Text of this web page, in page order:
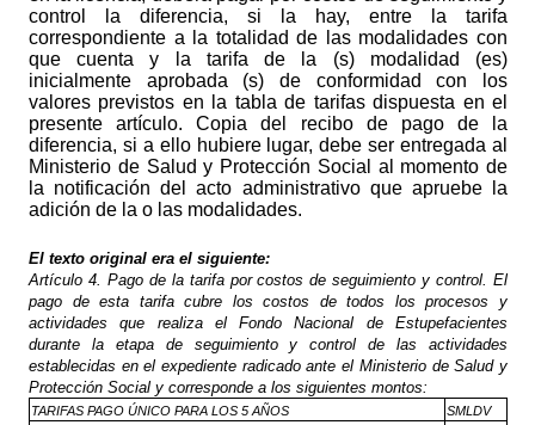
control la diferencia, si la hay, entre la tarifa
correspondiente a la totalidad de las modalidades con
que cuenta y la tarifa de la (s) modalidad (es)
inicialmente aprobada (s) de conformidad con los
valores previstos en la tabla de tarifas dispuesta en el
presente artículo. Copia del recibo de pago de la
diferencia, si a ello hubiere lugar, debe ser entregada al
Ministerio de Salud y Protección Social al momento de
la notificación del acto administrativo que apruebe la
adición de la o las modalidades.
El texto original era el siguiente:
Artículo 4. Pago de la tarifa por costos de seguimiento y control. El
pago de esta tarifa cubre los costos de todos los procesos y
actividades que realiza el Fondo Nacional de Estupefacientes
durante la etapa de seguimiento y control de las actividades
establecidas en el expediente radicado ante el Ministerio de Salud y
Protección Social y corresponde a los siguientes montos:
TARIFAS PAGO ÚNICO PARA LOS 5 AÑOS
SMLDV